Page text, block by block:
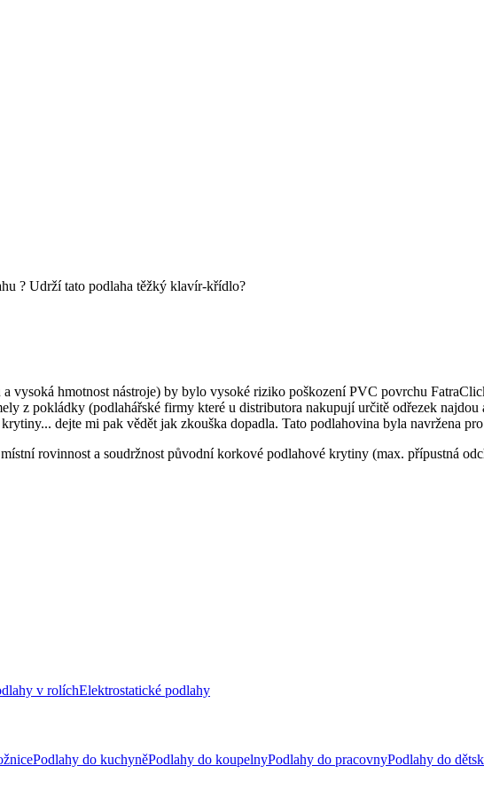
? Udrží tato podlaha těžký klavír-křídlo?
vysoká hmotnost nástroje) by bylo vysoké riziko poškození PVC povrchu
z pokládky (podlahářské firmy které u distributora nakupují určitě odřezek
dejte mi pak vědět jak zkouška dopadla. Tato podlahovina byla navržena
rovinnost a soudržnost původní korkové podlahové krytiny (max. přípustná
v rolíchElektrostatické podlahy
Podlahy do kuchyněPodlahy do koupelnyPodlahy do pracovnyPodlahy do